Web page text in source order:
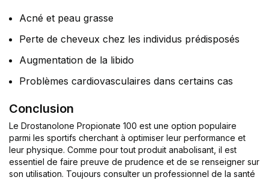
Acné et peau grasse
Perte de cheveux chez les individus prédisposés
Augmentation de la libido
Problèmes cardiovasculaires dans certains cas
Conclusion
Le Drostanolone Propionate 100 est une option populaire
parmi les sportifs cherchant à optimiser leur performance et
leur physique. Comme pour tout produit anabolisant, il est
essentiel de faire preuve de prudence et de se renseigner sur
son utilisation. Toujours consulter un professionnel de la santé